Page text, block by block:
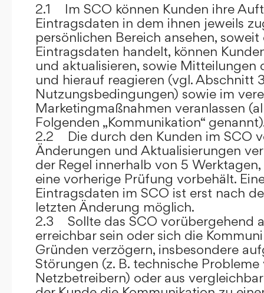
2.1 Im SCO können Kunden ihre
Eintragsdaten in dem ihnen jeweils
persönlichen Bereich ansehen,
Eintragsdaten handelt, können
und aktualisieren, sowie Mitteilungen
und hierauf reagieren (vgl. Abschnitt
Nutzungsbedingungen) sowie im
Marketingmaßnahmen veranlassen
Folgenden „Kommunikation“
2.2 Die durch den Kunden im SCO
Änderungen und Aktualisierungen
der Regel innerhalb von 5
eine vorherige Prüfung vorbehält.
Eintragsdaten im SCO ist erst nach
letzten Änderung möglich.
2.3 Sollte das SCO vorübergehend
erreichbar sein oder sich die
Gründen verzögern, insbesondere
Störungen (z. B. technische
Netzbetreibern) oder aus